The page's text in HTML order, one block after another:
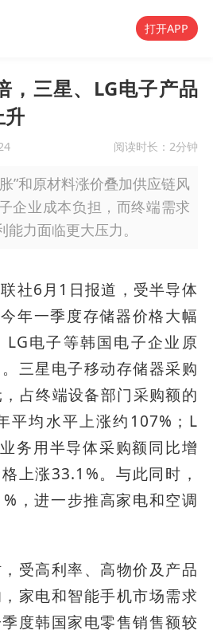
打开APP
，三星、LG电子产品
升
阅读时长： 2分钟
”和原材料涨价叠加供应链风
企业成本负担，而终端需求
力面临更大压力。
社6月1日报道，受半导体
年一季度存储器价格大幅
电子等韩国电子企业原
三星电子移动存储器采购
占终端设备部门采购额的
平均水平上涨约107%；L
务用半导体采购额同比增
上涨33.1%。与此同时，
，进一步推高家电和空调
受高利率、高物价及产品
家电和智能手机市场需求
度韩国家电零售销售额较